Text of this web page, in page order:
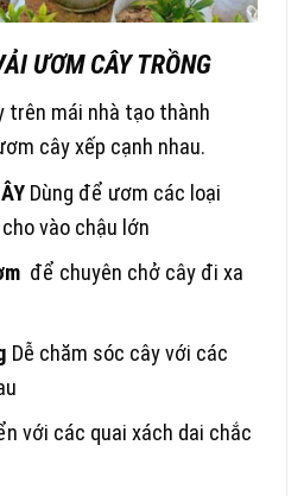
ƯƠM CÂY TRỒNG
trên mái nhà tạo thành
cây xếp cạnh nhau.
Dùng để ươm các loại
vào chậu lớn
để chuyên chở cây đi xa
Dễ chăm sóc cây với các
với các quai xách dai chắc